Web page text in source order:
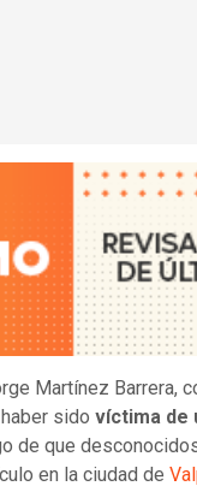
Martínez Barrera,
sido víctima de
de que
en la ciudad de